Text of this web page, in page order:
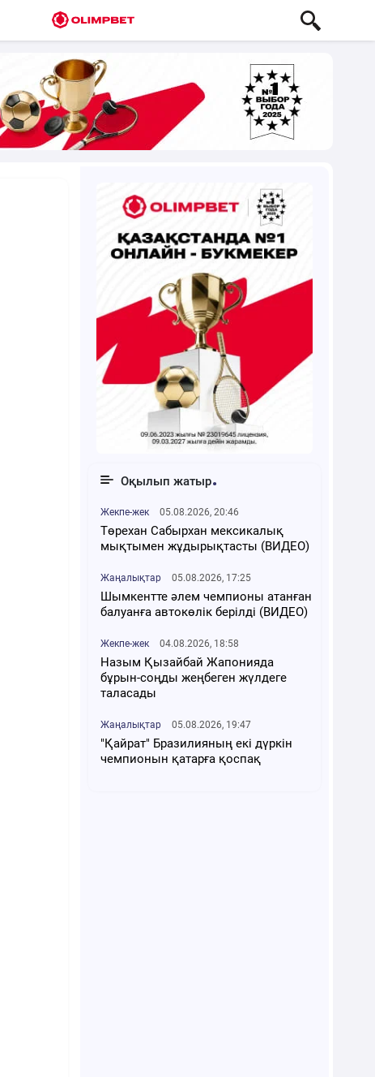
Оқылып жатыр
Жекпе-жек 05.08.2026, 20:46
Төрехан Сабырхан мексикалық
мықтымен жұдырықтасты (ВИДЕО)
Жаңалықтар 05.08.2026, 17:25
Шымкентте әлем чемпионы атанған
балуанға автокөлік берілді (ВИДЕО)
Жекпе-жек 04.08.2026, 18:58
Назым Қызайбай Жапонияда
бұрын-соңды жеңбеген жүлдеге
таласады
Жаңалықтар 05.08.2026, 19:47
"Қайрат" Бразилияның екі дүркін
чемпионын қатарға қоспақ